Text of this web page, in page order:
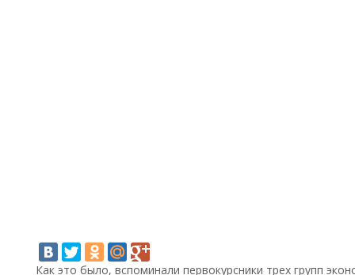
Как это было, вспоминали первокурсники трех групп